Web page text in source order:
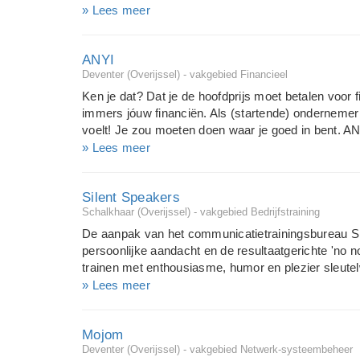
en hebt een stukje hulp nodig om het touw te
het ontstaan van conflicten, mogelijke oplossingen
basis voor inzicht en meer handvatten om
lossen. Mediation is het gezamenlijk oplossen
conflictbemiddelaar. Als mediator begeleid ik het
oplossi...
» Lees meer
ANYI
Deventer (Overijssel) - vakgebied Financieel
Ken je dat? Dat je de hoofdprijs moet betalen
immers jóuw financiën. Als (startende)
voelt! Je zou moeten doen waar je goed in bent.
3,99 euro) , financiële scans (vanaf 275 euro) en
omdat financiën beginnen met jouw money-
financiën. Wij bieden alleen ondersteuning en tips
betaalbare prijs meerwaarde te bieden aan jouw
ondernemerschap. Voor onze scans gebruiken wij
» Lees meer
Silent Speakers
Schalkhaar (Overijssel) - vakgebied Bedrijfstraining
De aanpak van het communicatietrainingsbureau
persoonlijke aandacht en de resultaatgerichte 'no
trainen met enthousiasme, humor en plezier
omgaan met de media (mediatraining),
en valkuilen om vervolgens alle ruimte te krijgen
Speakers ontwikkelt trainingen op maat voor de
» Lees meer
Mojom
Deventer (Overijssel) - vakgebied Netwerk-systeembeheer